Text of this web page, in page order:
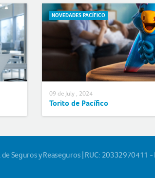
NOVEDADES PACÍFICO
09 de July , 2024
Torito de Pacífico
Seguros y Reaseguros | RUC: 20332970411 -